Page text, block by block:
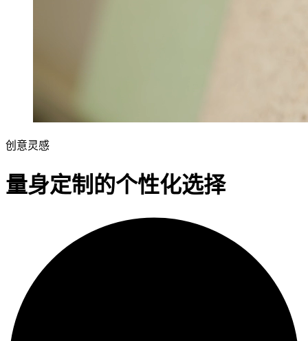
创意灵感
量身定制的个性化选择